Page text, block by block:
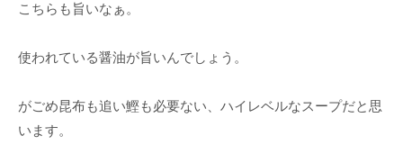
こちらも旨いなぁ。
使われている醤油が旨いんでしょう。
がごめ昆布も追い鰹も必要ない、ハイレベルなスープだと思
います。